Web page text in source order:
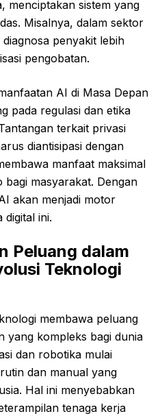
menciptakan sistem yang
Misalnya, dalam sektor
penyakit lebih
pengobatan.
AI di Masa Depan
pada regulasi dan etika
terkait privasi
diantisipasi dengan
manfaat maksimal
masyarakat. Dengan
akan menjadi motor
digital ini.
Peluang dalam
Teknologi
membawa peluang
yang kompleks bagi dunia
dan robotika mulai
dan manual yang
Hal ini menyebabkan
tenaga kerja